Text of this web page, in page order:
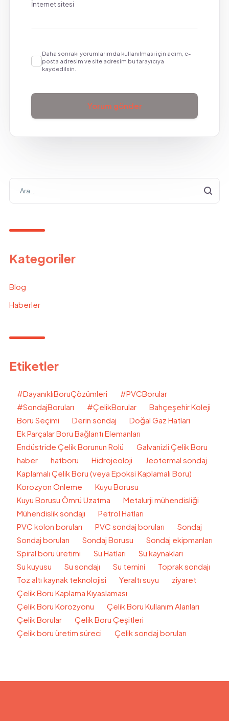
İnternet sitesi
Daha sonraki yorumlarımda kullanılması için adım, e-
posta adresim ve site adresim bu tarayıcıya
kaydedilsin.
Kategoriler
Blog
Haberler
Etiketler
#DayanıklıBoruÇözümleri
#PVCBorular
#SondajBoruları
#ÇelikBorular
Bahçeşehir Koleji
Boru Seçimi
Derin sondaj
Doğal Gaz Hatları
Ek Parçalar Boru Bağlantı Elemanları
Endüstride Çelik Borunun Rolü
Galvanizli Çelik Boru
haber
hatboru Hidrojeoloji
Jeotermal sondaj
Kaplamalı Çelik Boru (veya Epoksi Kaplamalı Boru)
Korozyon Önleme
Kuyu Borusu
Kuyu Borusu Ömrü Uzatma
Metalurji mühendisliği
Mühendislik sondajı
Petrol Hatları
PVC kolon boruları
PVC sondaj boruları
Sondaj
Sondaj boruları
Sondaj Borusu
Sondaj ekipmanları
Spiral boru üretimi
Su Hatları
Su kaynakları
Su kuyusu
Su sondajı Su temini
Toprak sondajı
Toz altı kaynak teknolojisi
Yeraltı suyu
ziyaret
Çelik Boru Kaplama Kıyaslaması
Çelik Boru Korozyonu
Çelik Boru Kullanım Alanları
Çelik Borular
Çelik Boru Çeşitleri
Çelik boru üretim süreci
Çelik sondaj boruları